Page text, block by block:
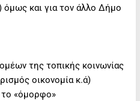
και για τον άλλο Δήμο
της τοπικής κοινωνίας
οικονομία κ.ά)
«όμορφο»